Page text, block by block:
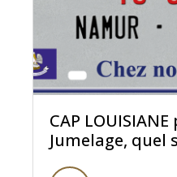
CAP
Jumelage, quel